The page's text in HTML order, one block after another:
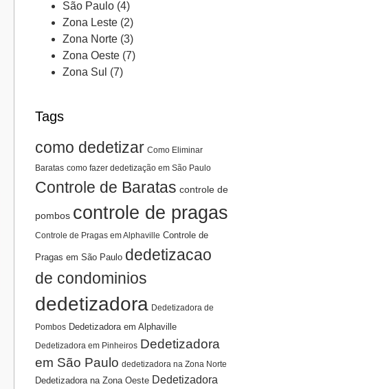
São Paulo (4)
Zona Leste (2)
Zona Norte (3)
Zona Oeste (7)
Zona Sul (7)
Tags
como dedetizar Como Eliminar
Baratas como fazer dedetização em São Paulo
Controle de Baratas controle de
pombos controle de pragas
Controle de Pragas em Alphaville Controle de
Pragas em São Paulo dedetizacao
de condominios
dedetizadora Dedetizadora de
Pombos Dedetizadora em Alphaville
Dedetizadora em Pinheiros Dedetizadora
em São Paulo dedetizadora na Zona Norte
Dedetizadora na Zona Oeste Dedetizadora